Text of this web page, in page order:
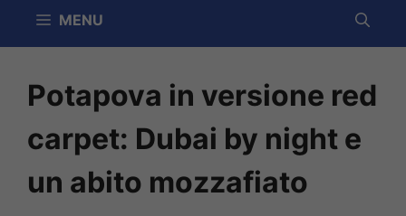
MENU
Potapova in versione red
carpet: Dubai by night e
un abito mozzafiato